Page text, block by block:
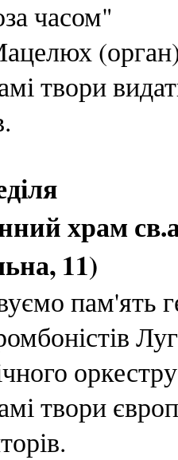
часом"
твори
храм
11)
пам'ять
твори